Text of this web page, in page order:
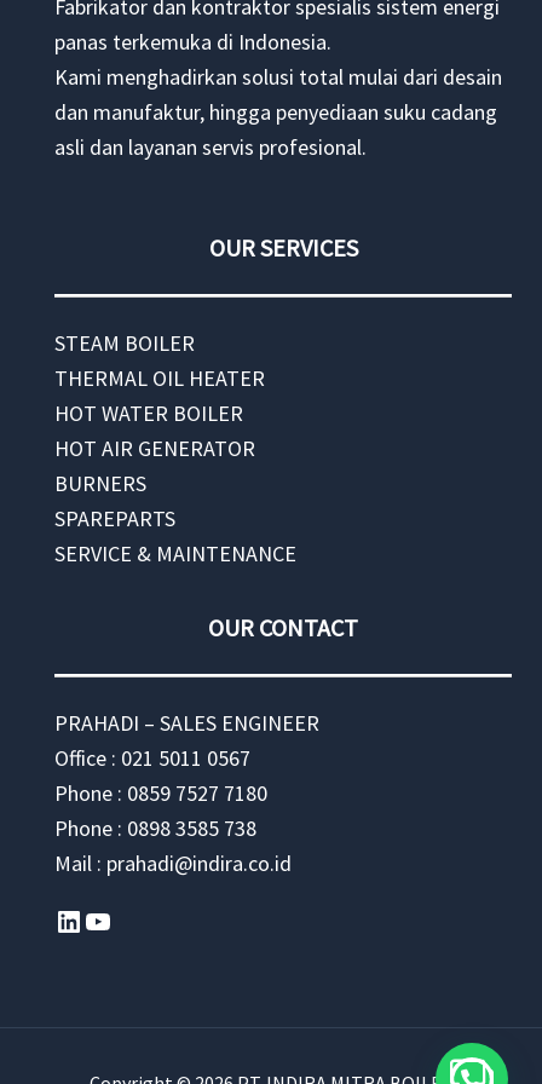
Fabrikator dan kontraktor spesialis sistem energi
panas terkemuka di Indonesia.
Kami menghadirkan solusi total mulai dari desain
dan manufaktur, hingga penyediaan suku cadang
asli dan layanan servis profesional.
OUR SERVICES
STEAM BOILER
THERMAL OIL HEATER
HOT WATER BOILER
HOT AIR GENERATOR
BURNERS
SPAREPARTS
SERVICE & MAINTENANCE
OUR CONTACT
PRAHADI – SALES ENGINEER
Office : 021 5011 0567
Phone : 0859 7527 7180
Phone : 0898 3585 738
Mail : prahadi@indira.co.id
LinkedIn YouTube